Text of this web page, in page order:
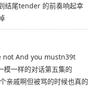
结尾tender 的前奏响起幸
not And you mustn39t
一样的对话第五集的
亲戚啊但被骂的时候也真的